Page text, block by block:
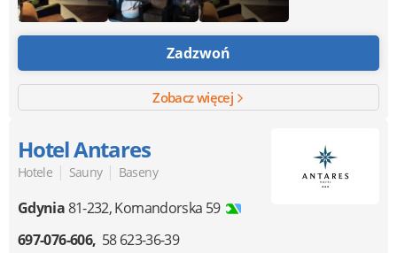
Zadzwoń
Zobacz więcej
Hotel Antares
Hotele | Sauny | Baseny
Gdynia81-232,Komandorska 59
697-076-606 58 623-36-39